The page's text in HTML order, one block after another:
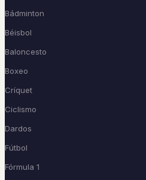
Bádminton
Béisbol
Baloncesto
Boxeo
Críquet
Ciclismo
Dardos
Fútbol
Fórmula 1